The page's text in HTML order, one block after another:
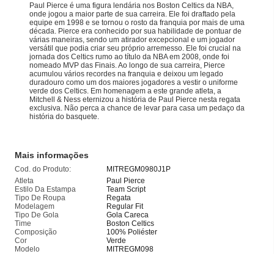
Paul Pierce é uma figura lendária nos Boston Celtics da NBA,
onde jogou a maior parte de sua carreira. Ele foi draftado pela
equipe em 1998 e se tornou o rosto da franquia por mais de uma
década. Pierce era conhecido por sua habilidade de pontuar de
várias maneiras, sendo um atirador excepcional e um jogador
versátil que podia criar seu próprio arremesso. Ele foi crucial na
jornada dos Celtics rumo ao título da NBA em 2008, onde foi
nomeado MVP das Finais. Ao longo de sua carreira, Pierce
acumulou vários recordes na franquia e deixou um legado
duradouro como um dos maiores jogadores a vestir o uniforme
verde dos Celtics. Em homenagem a este grande atleta, a
Mitchell & Ness eternizou a história de Paul Pierce nesta regata
exclusiva. Não perca a chance de levar para casa um pedaço da
história do basquete.
Mais informações
Cod. do Produto:
MITREGM0980J1P
Atleta
Paul Pierce
Estilo Da Estampa
Team Script
Tipo De Roupa
Regata
Modelagem
Regular Fit
Tipo De Gola
Gola Careca
Time
Boston Celtics
Composição
100% Poliéster
Cor
Verde
Modelo
MITREGM098